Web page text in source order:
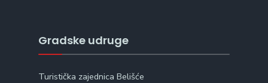
Gradske udruge
Turistička zajednica Belišće